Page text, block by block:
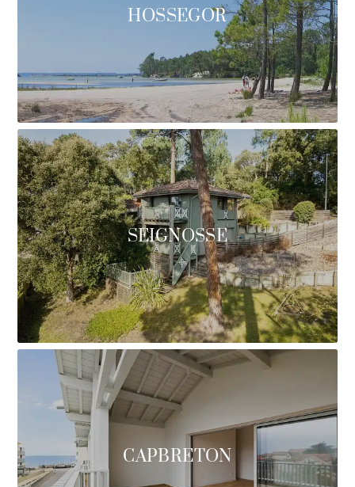
HOSSEGOR
SEIGNOSSE
CAPBRETON